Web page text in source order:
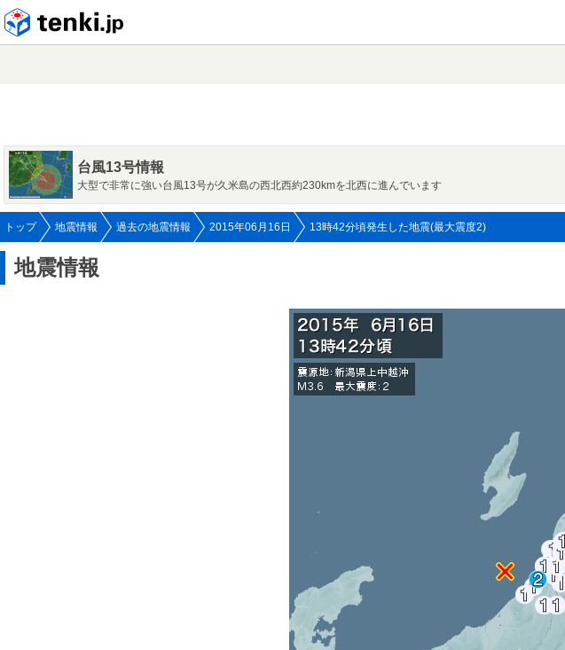
台風13号情報
大型で非常に強い台風13号が久米島の西北西約230kmを北西に進んでいます
トップ 地震情報 過去の地震情報 2015年06月16日 13時42分頃発生した地震(最大震度2)
地震情報